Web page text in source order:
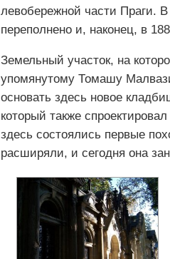
левобережной части Праги.
переполнено и, наконец, в
Земельный участок, на
упомянутому Томашу
основать здесь новое
который также
здесь состоялись первые
расширяли, и сегодня она